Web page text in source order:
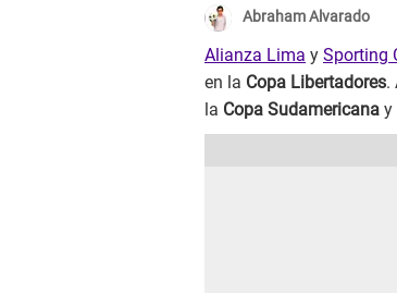
Abraham Alvarado
Alianza Lima y Sporting
en la Copa Libertadores.
la Copa Sudamericana y